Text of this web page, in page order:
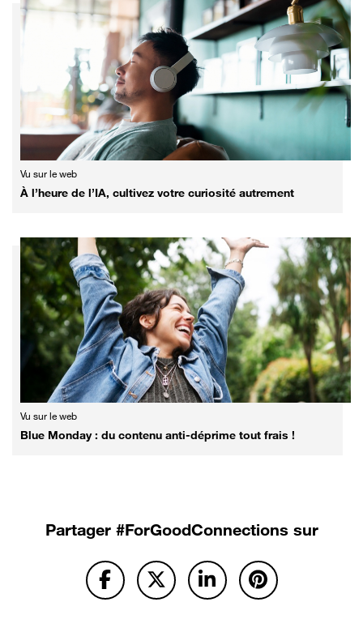
Vu sur le web
À l’heure de l’IA, cultivez votre curiosité autrement
Vu sur le web
Blue Monday : du contenu anti-déprime tout frais !
Partager#ForGoodConnections sur